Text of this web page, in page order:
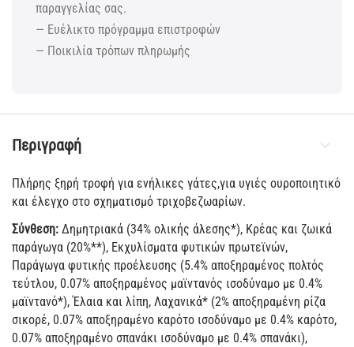
παραγγελίας σας.
— Ευέλικτο πρόγραμμα επιστροφών
— Ποικιλία τρόπων πληρωμής
Περιγραφή
Πλήρης ξηρή τροφή για ενήλικες γάτες,για υγιές ουροποιητικό
και έλεγχο στο σχηματισμό τριχοβεζωαρίων.
Σύνθεση: Δημητριακά (34% ολικής άλεσης*), Κρέας και ζωικά
παράγωγα (20%**), Εκχυλίσματα φυτικών πρωτεϊνών,
Παράγωγα φυτικής προέλευσης (5.4% αποξηραμένος πολτός
τεύτλου, 0.07% αποξηραμένος μαϊντανός ισοδύναμο με 0.4%
μαϊντανό*), Έλαια και λίπη, Λαχανικά* (2% αποξηραμένη ρίζα
σικορέ, 0.07% αποξηραμένο καρότο ισοδύναμο με 0.4% καρότο,
0.07% αποξηραμένο σπανάκι ισοδύναμο με 0.4% σπανάκι),